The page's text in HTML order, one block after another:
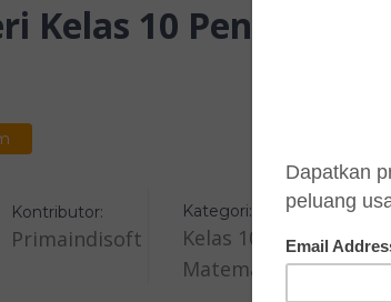
Kelas 10 Pengertian
Kontributor:
Primaindisoft
Kategori:
Kelas 10
Matematika